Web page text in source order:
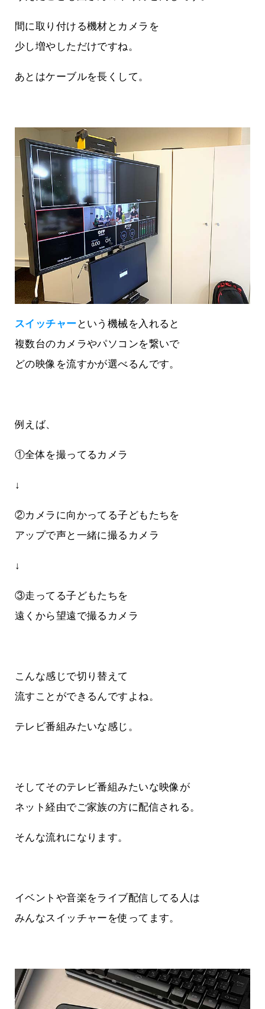
間に取り付ける機材とカメラを
少し増やしただけですね。
あとはケーブルを長くして。
スイッチャー という機械を入れると
複数台のカメラやパソコンを繋いで
どの映像を流すかが選べるんです。
例えば、
①全体を撮ってるカメラ
↓
②カメラに向かってる子どもたちを
アップで声と一緒に撮るカメラ
↓
③走ってる子どもたちを
遠くから望遠で撮るカメラ
こんな感じで切り替えて
流すことができるんですよね。
テレビ番組みたいな感じ。
そしてそのテレビ番組みたいな映像が
ネット経由でご家族の方に配信される。
そんな流れになります。
イベントや音楽をライブ配信してる人は
みんなスイッチャーを使ってます。